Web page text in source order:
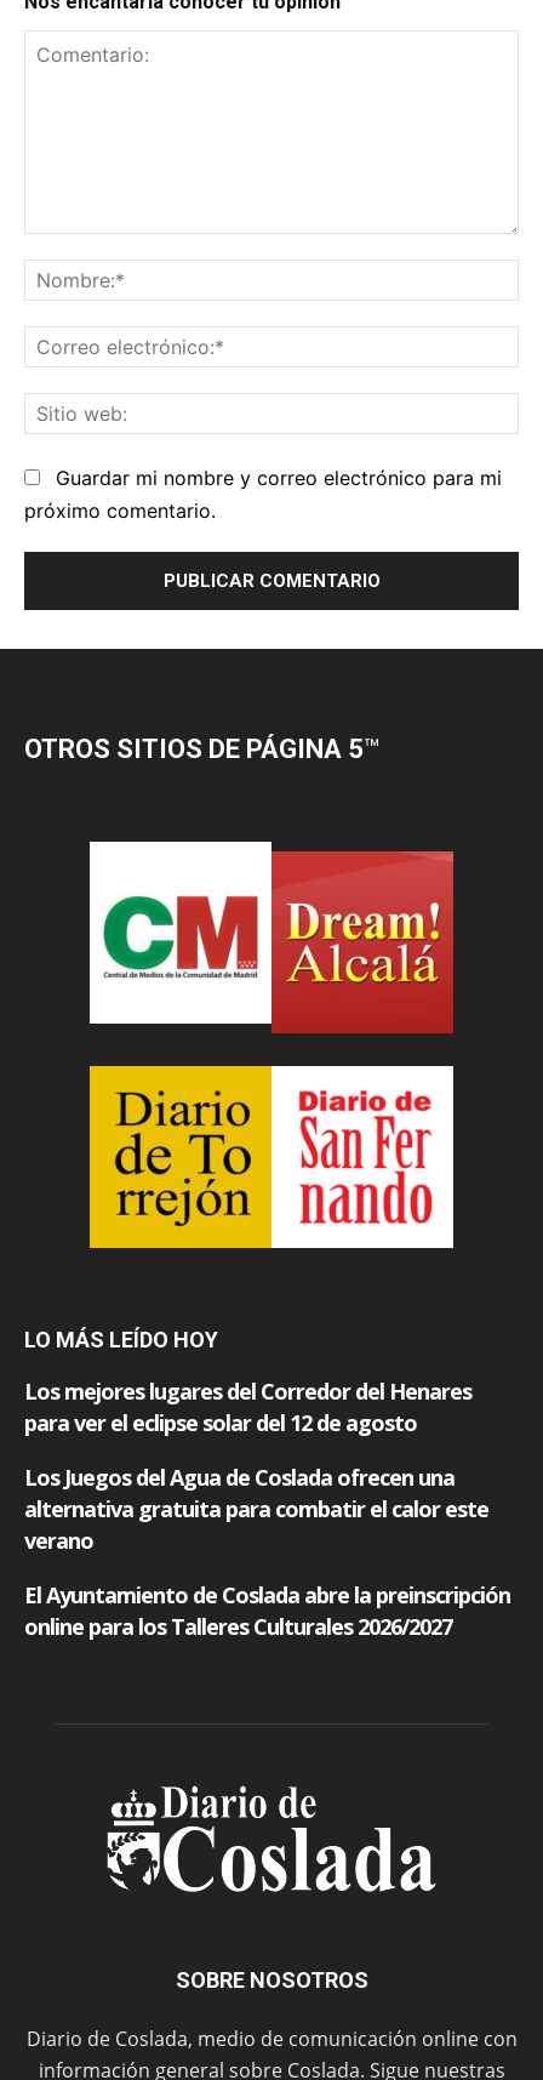
OTROS SITIOS DE PÁGINA 5™
LO MÁS LEÍDO HOY
SOBRE NOSOTROS
Diario de Coslada, medio de comunicación online con
información general sobre Coslada. Sigue nuestras